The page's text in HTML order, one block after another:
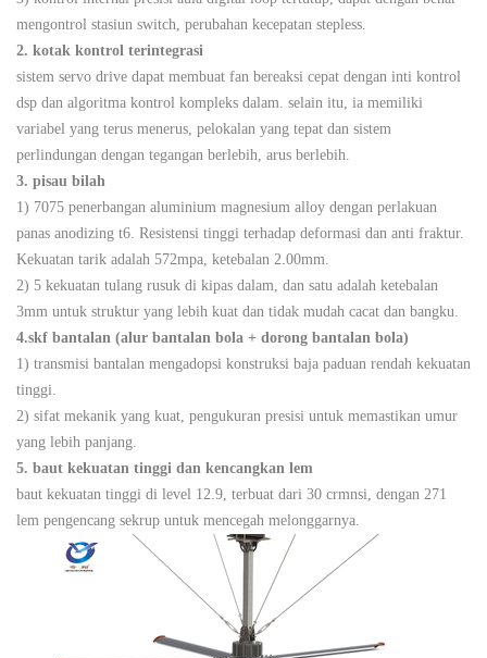
mengontrol stasiun switch, perubahan kecepatan stepless.
2. kotak kontrol terintegrasi
sistem servo drive dapat membuat fan bereaksi cepat dengan inti kontrol
dsp dan algoritma kontrol kompleks dalam. selain itu, ia memiliki
variabel yang terus menerus, pelokalan yang tepat dan sistem
perlindungan dengan tegangan berlebih, arus berlebih.
3. pisau bilah
1) 7075 penerbangan aluminium magnesium alloy dengan perlakuan
panas anodizing t6. Resistensi tinggi terhadap deformasi dan anti fraktur.
Kekuatan tarik adalah 572mpa, ketebalan 2.00mm.
2) 5 kekuatan tulang rusuk di kipas dalam, dan satu adalah ketebalan
3mm untuk struktur yang lebih kuat dan tidak mudah cacat dan bangku.
4.skf bantalan (alur bantalan bola + dorong bantalan bola)
1) transmisi bantalan mengadopsi konstruksi baja paduan rendah kekuatan
tinggi.
2) sifat mekanik yang kuat, pengukuran presisi untuk memastikan umur
yang lebih panjang.
5. baut kekuatan tinggi dan kencangkan lem
baut kekuatan tinggi di level 12.9, terbuat dari 30 crmnsi, dengan 271
lem pengencang sekrup untuk mencegah melonggarnya.